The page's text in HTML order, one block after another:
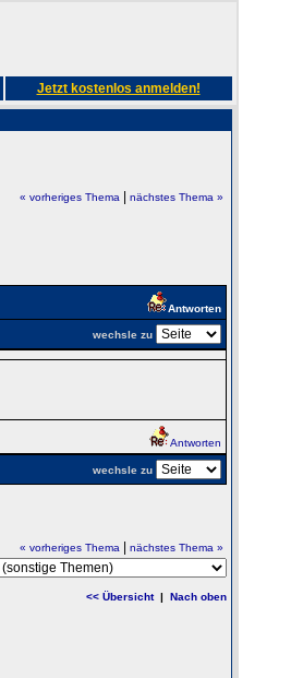
Jetzt kostenlos anmelden!
« vorheriges Thema| nächstes Thema »
Antworten
wechsle zu
Antworten
wechsle zu
« vorheriges Thema| nächstes Thema »
<< Übersicht| Nach oben